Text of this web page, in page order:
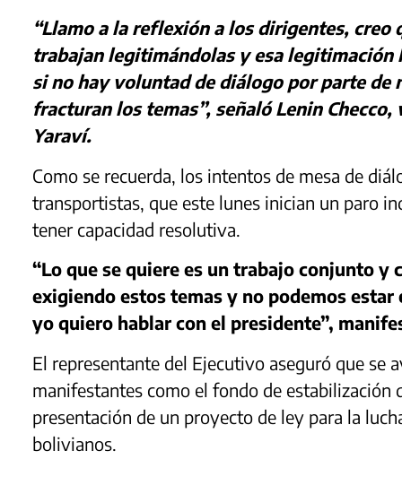
“Llamo a la reflexión a los dirigentes,
trabajan legitimándolas y esa
si no hay voluntad de diálogo por parte de
fracturan los temas”, señaló Lenin
Yaraví.
Como se recuerda, los intentos de mesa de
transportistas, que este lunes inician un paro
tener capacidad resolutiva.
“Lo que se quiere es un trabajo conjunto y
exigiendo estos temas y no podemos
yo quiero hablar con el presidente”,
El representante del Ejecutivo aseguró que se
manifestantes como el fondo de
presentación de un proyecto de ley para la
bolivianos.